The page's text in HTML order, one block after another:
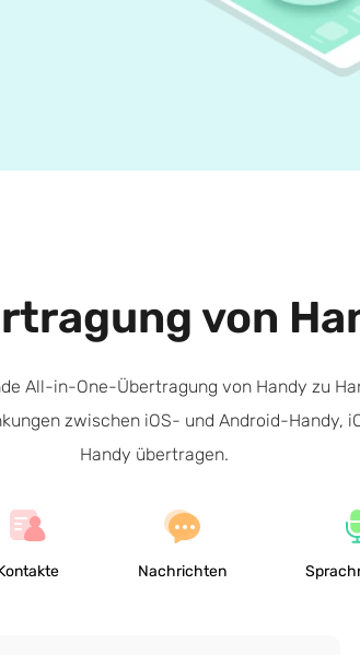
von
All-in-One-Übertragung von Handy zu
zwischen iOS- und Android-Handy,
Handy übertragen.
Nachrichten